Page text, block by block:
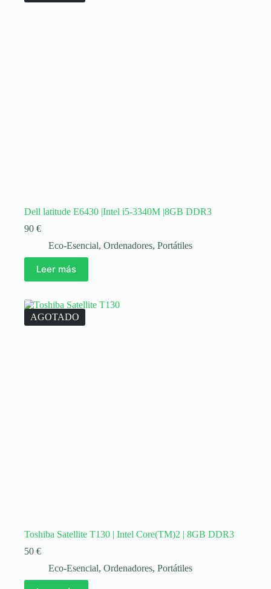
Dell latitude E6430 |Intel i5-3340M |8GB DDR3
90 €
Eco-Esencial, Ordenadores, Portátiles
Leer más
AGOTADO
Toshiba Satellite T130 | Intel Core(TM)2 | 8GB DDR3
50 €
Eco-Esencial, Ordenadores, Portátiles